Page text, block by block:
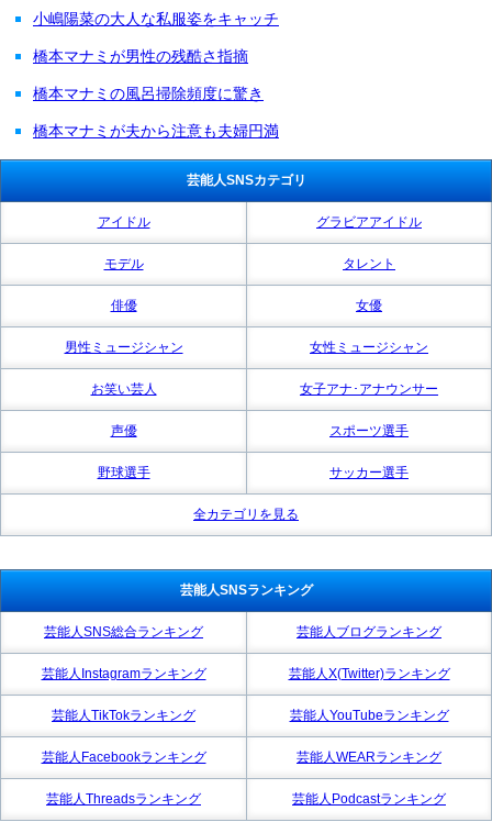
小嶋陽菜の大人な私服姿をキャッチ
橋本マナミが男性の残酷さ指摘
橋本マナミの風呂掃除頻度に驚き
橋本マナミが夫から注意も夫婦円満
芸能人SNSカテゴリ
アイドル グラビアアイドル
モデル タレント
俳優 女優
男性ミュージシャン 女性ミュージシャン
お笑い芸人 女子アナ･アナウンサー
声優 スポーツ選手
野球選手 サッカー選手
全カテゴリを見る
芸能人SNSランキング
芸能人SNS総合ランキング 芸能人ブログランキング
芸能人Instagramランキング 芸能人X(Twitter)ランキング
芸能人TikTokランキング 芸能人YouTubeランキング
芸能人Facebookランキング 芸能人WEARランキング
芸能人Threadsランキング 芸能人Podcastランキング